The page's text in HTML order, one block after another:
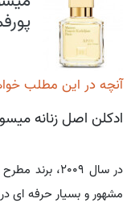
آنچه در این مطلب
ادکلن اصل زنانه
در سال 2009، برند مطرح
مشهور و بسیار حرفه ای